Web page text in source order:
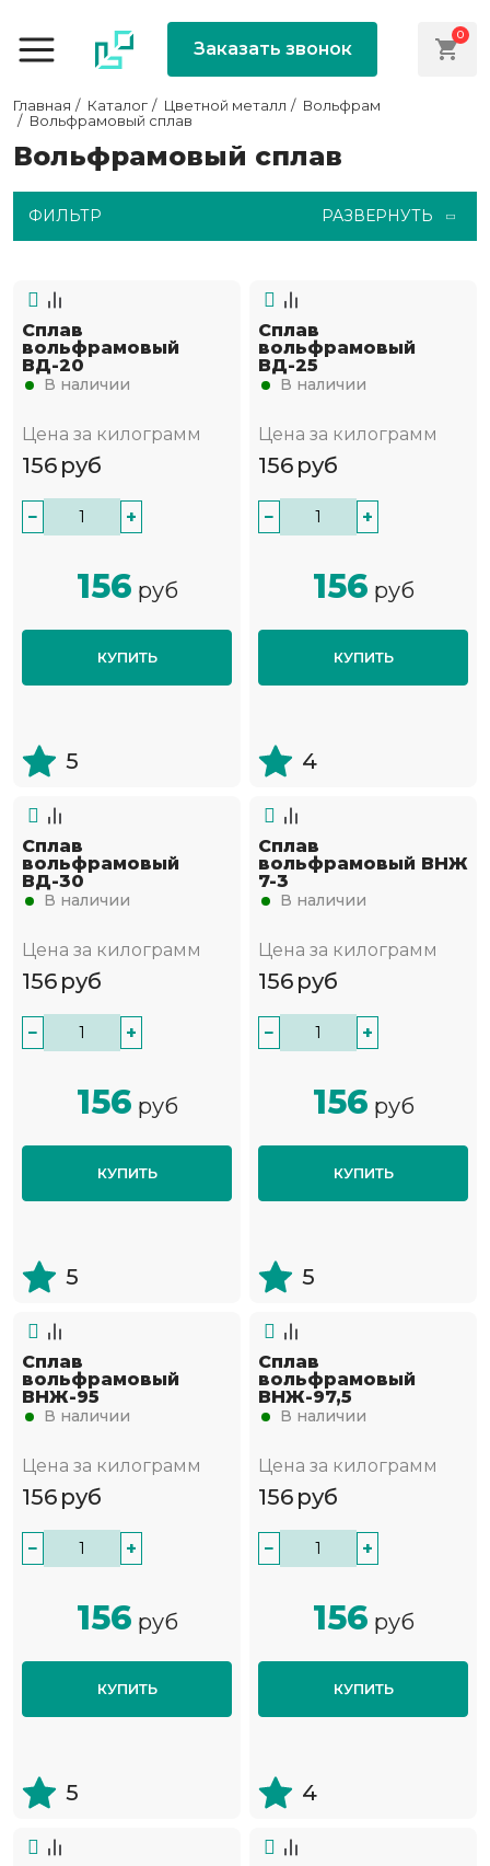
Заказать звонок
0
Главная Каталог Цветной металл
Вольфрам
Вольфрамовый сплав
Вольфрамовый сплав
ФИЛЬТР РАЗВЕРНУТЬ
Сплав
вольфрамовый
ВД-20
В наличии
Цена за килограмм
156 руб
− +
156 руб
КУПИТЬ
5
Сплав
вольфрамовый
ВД-25
В наличии
Цена за килограмм
156 руб
− +
156 руб
КУПИТЬ
4
Сплав
вольфрамовый
ВД-30
В наличии
Цена за килограмм
156 руб
− +
156 руб
КУПИТЬ
5
Сплав
вольфрамовый ВНЖ
7-3
В наличии
Цена за килограмм
156 руб
− +
156 руб
КУПИТЬ
5
Сплав
вольфрамовый
ВНЖ-95
В наличии
Цена за килограмм
156 руб
− +
156 руб
КУПИТЬ
5
Сплав
вольфрамовый
ВНЖ-97,5
В наличии
Цена за килограмм
156 руб
− +
156 руб
КУПИТЬ
4